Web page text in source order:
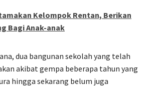
Kelompok Rentan, Berikan
Bagi Anak-anak
dua bangunan sekolah yang telah
akibat gempa beberapa tahun yang
hingga sekarang belum juga